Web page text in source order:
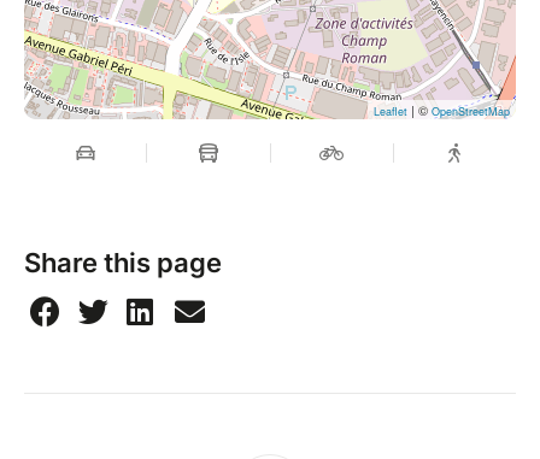
Leaflet | © OpenStreetMap
Share this page